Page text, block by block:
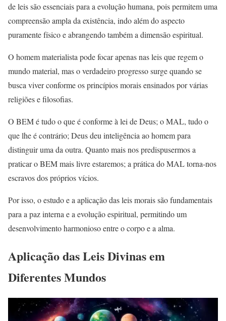
de leis são essenciais para a evolução humana, pois permitem uma
compreensão ampla da existência, indo além do aspecto
puramente físico e abrangendo também a dimensão espiritual.
O homem materialista pode focar apenas nas leis que regem o
mundo material, mas o verdadeiro progresso surge quando se
busca viver conforme os princípios morais ensinados por várias
religiões e filosofias.
O BEM é tudo o que é conforme à lei de Deus; o MAL, tudo o
que lhe é contrário; Deus deu inteligência ao homem para
distinguir uma da outra. Quanto mais nos predispusermos a
praticar o BEM mais livre estaremos; a prática do MAL torna-nos
escravos dos próprios vícios.
Por isso, o estudo e a aplicação das leis morais são fundamentais
para a paz interna e a evolução espiritual, permitindo um
desenvolvimento harmonioso entre o corpo e a alma.
Aplicação das Leis Divinas em
Diferentes Mundos